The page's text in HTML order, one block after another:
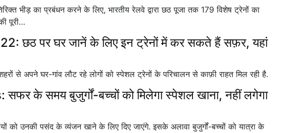
भीड़ का प्रबंधन करने के लिए, भारतीय रेलवे द्वारा छठ पूजा तक 179 विशेष ट्रेनों का
पूरी…
छठ पर घर जानें के लिए इन ट्रेनों में कर सकते हैं सफ़र, यहां
से अपने घर-गांव लौट रहे लोगों को स्पेशल ट्रेनों के परिचालन से काफ़ी राहत मिल रही है.
के समय बुजुर्गों-बच्चों को मिलेगा स्पेशल खाना, नहीं लगेगा
को उनकी पसंद के व्यंजन खाने के लिए दिए जाएंगे. इसके अलावा बुजुर्गों-बच्चों को यात्रा के